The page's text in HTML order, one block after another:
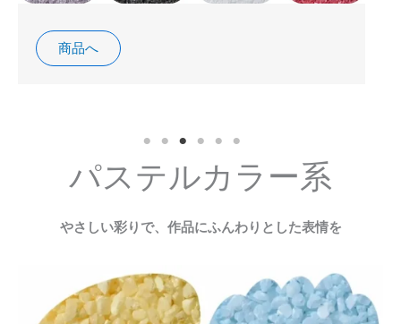
商品へ
パステルカラー系
やさしい彩りで、作品にふんわりとした表情を